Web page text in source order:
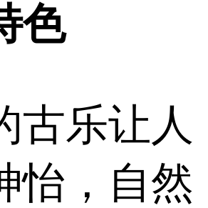
色
古乐让人
怡，自然